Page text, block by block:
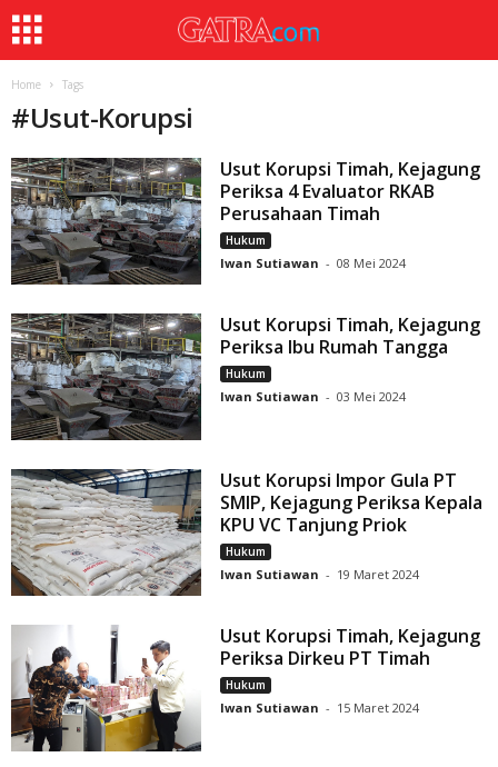
Home Tags
#Usut-Korupsi
Usut Korupsi Timah, Kejagung
Periksa 4 Evaluator RKAB
Perusahaan Timah
Hukum
Iwan Sutiawan - 08 Mei 2024
Usut Korupsi Timah, Kejagung
Periksa Ibu Rumah Tangga
Hukum
Iwan Sutiawan - 03 Mei 2024
Usut Korupsi Impor Gula PT
SMIP, Kejagung Periksa Kepala
KPU VC Tanjung Priok
Hukum
Iwan Sutiawan - 19 Maret 2024
Usut Korupsi Timah, Kejagung
Periksa Dirkeu PT Timah
Hukum
Iwan Sutiawan - 15 Maret 2024